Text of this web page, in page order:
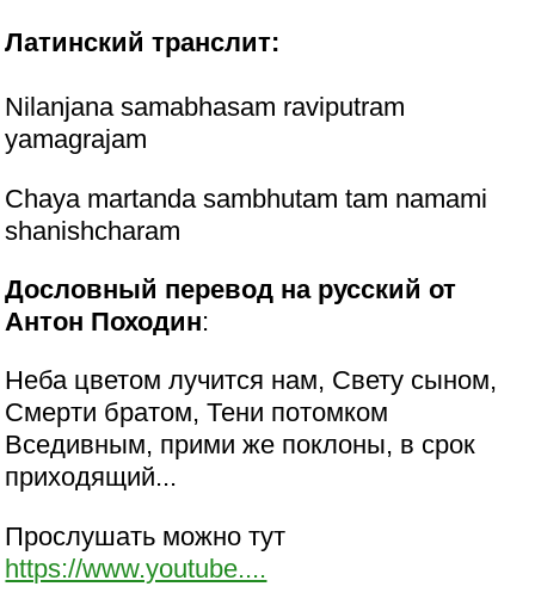
Латинский транслит:
Nilanjana samabhasam raviputram
yamagrajam
Chaya martanda sambhutam tam namami
shanishcharam
Дословный перевод на русский от
Антон Походин:
Неба цветом лучится нам, Свету сыном,
Смерти братом, Тени потомком
Вседивным, прими же поклоны, в срок
приходящий...
Прослушать можно тут
https://www.youtube....